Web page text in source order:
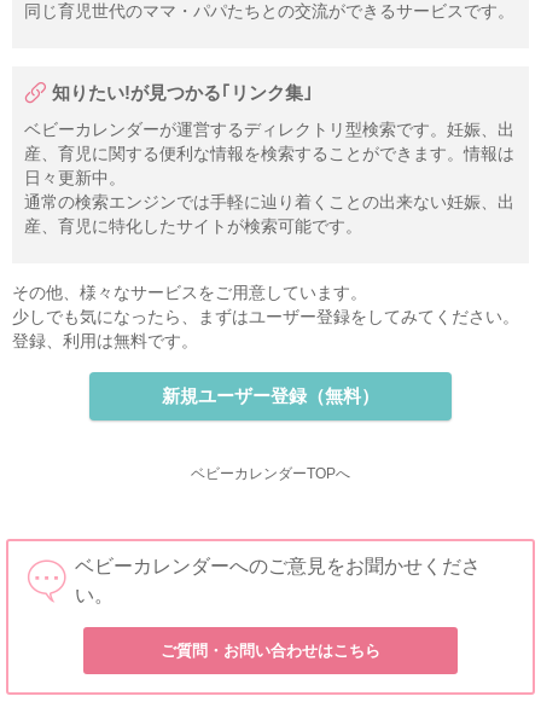
同じ育児世代のママ・パパたちとの交流ができるサービスです。
知りたい!が見つかる｢リンク集｣
ベビーカレンダーが運営するディレクトリ型検索です。妊娠、出
産、育児に関する便利な情報を検索することができます。情報は
日々更新中。
通常の検索エンジンでは手軽に辿り着くことの出来ない妊娠、出
産、育児に特化したサイトが検索可能です。
その他、様々なサービスをご用意しています。
少しでも気になったら、まずはユーザー登録をしてみてください。
登録、利用は無料です。
新規ユーザー登録（無料）
ベビーカレンダーTOPへ
ベビーカレンダーへのご意見をお聞かせくださ
い。
ご質問・お問い合わせはこちら